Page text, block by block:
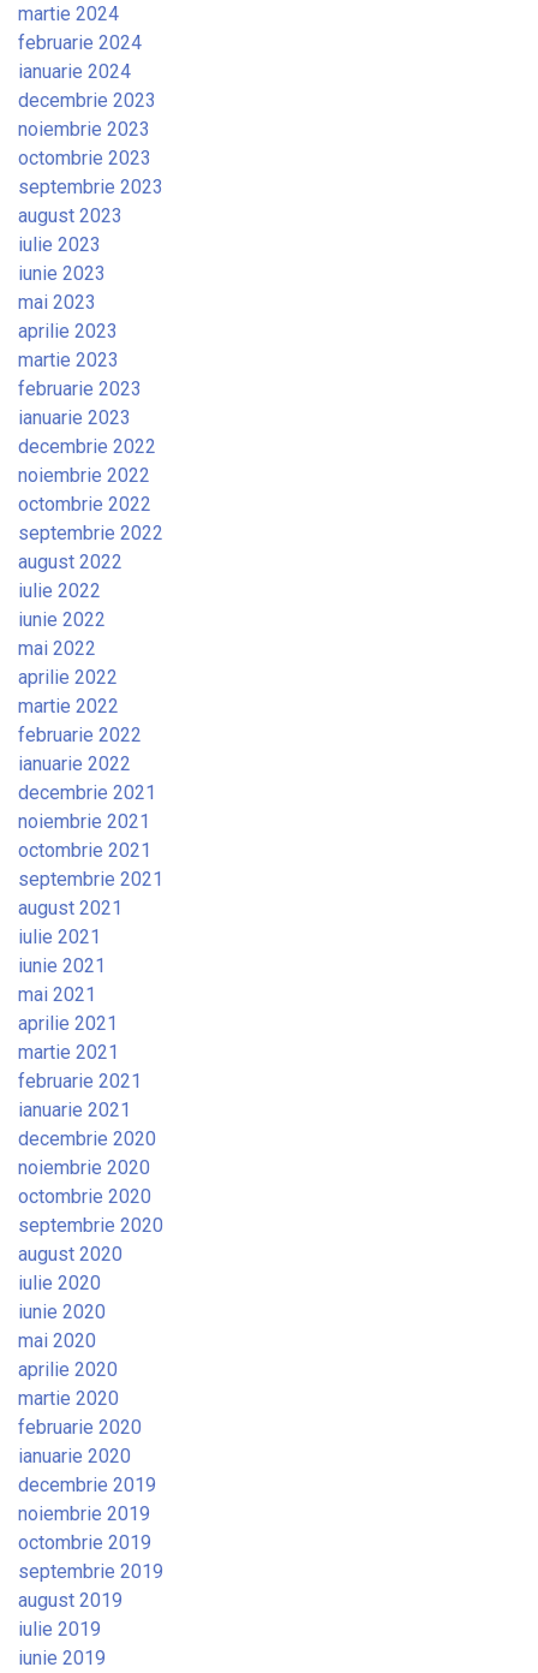
martie 2024
februarie 2024
ianuarie 2024
decembrie 2023
noiembrie 2023
octombrie 2023
septembrie 2023
august 2023
iulie 2023
iunie 2023
mai 2023
aprilie 2023
martie 2023
februarie 2023
ianuarie 2023
decembrie 2022
noiembrie 2022
octombrie 2022
septembrie 2022
august 2022
iulie 2022
iunie 2022
mai 2022
aprilie 2022
martie 2022
februarie 2022
ianuarie 2022
decembrie 2021
noiembrie 2021
octombrie 2021
septembrie 2021
august 2021
iulie 2021
iunie 2021
mai 2021
aprilie 2021
martie 2021
februarie 2021
ianuarie 2021
decembrie 2020
noiembrie 2020
octombrie 2020
septembrie 2020
august 2020
iulie 2020
iunie 2020
mai 2020
aprilie 2020
martie 2020
februarie 2020
ianuarie 2020
decembrie 2019
noiembrie 2019
octombrie 2019
septembrie 2019
august 2019
iulie 2019
iunie 2019